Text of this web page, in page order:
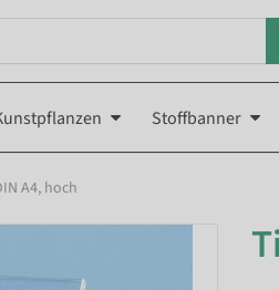
Stoffbanner
A4, hoch